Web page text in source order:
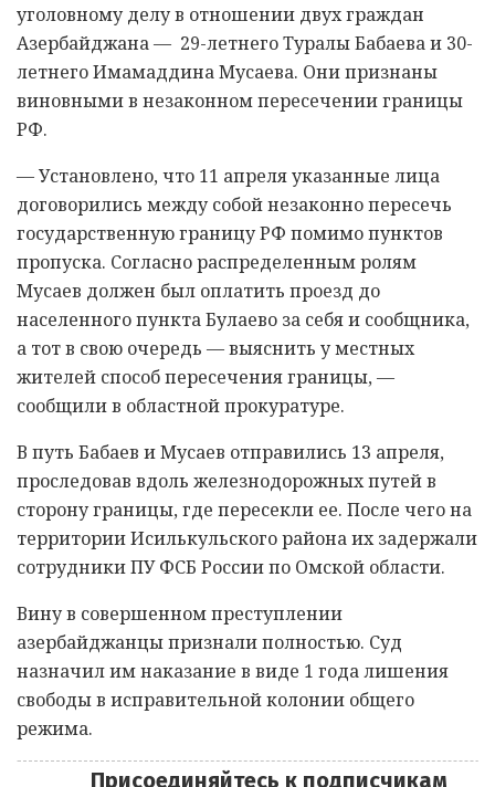
уголовному делу в отношении двух граждан
Азербайджана — 29-летнего Туралы Бабаева и 30-
летнего Имамаддина Мусаева. Они признаны
виновными в незаконном пересечении границы
РФ.
— Установлено, что 11 апреля указанные лица
договорились между собой незаконно пересечь
государственную границу РФ помимо пунктов
пропуска. Согласно распределенным ролям
Мусаев должен был оплатить проезд до
населенного пункта Булаево за себя и сообщника,
а тот в свою очередь — выяснить у местных
жителей способ пересечения границы, —
сообщили в областной прокуратуре.
В путь Бабаев и Мусаев отправились 13 апреля,
проследовав вдоль железнодорожных путей в
сторону границы, где пересекли ее. После чего на
территории Исилькульского района их задержали
сотрудники ПУ ФСБ России по Омской области.
Вину в совершенном преступлении
азербайджанцы признали полностью. Суд
назначил им наказание в виде 1 года лишения
свободы в исправительной колонии общего
режима.
Присоединяйтесь к подписчикам